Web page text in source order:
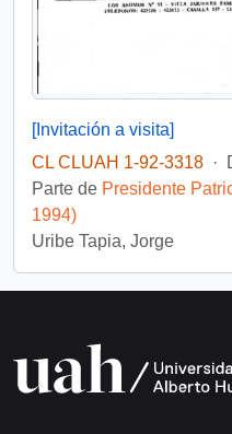
[Invitación a visita]
CL CLUAH 1-92-3318 ·
Parte de Presidente
1994)
Uribe Tapia, Jorge